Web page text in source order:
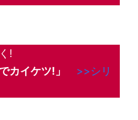
!
カイケツ!」
>>シリ